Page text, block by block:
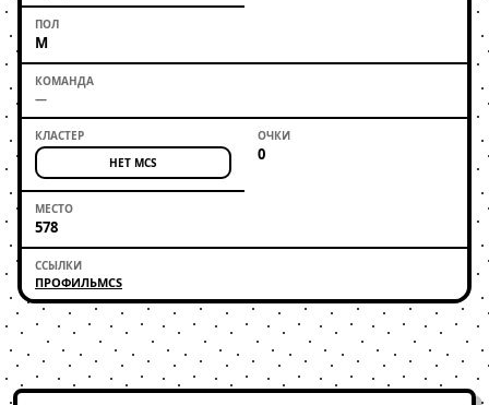
М
—
НЕТ MCS 0
578
ПРОФИЛЬMCS